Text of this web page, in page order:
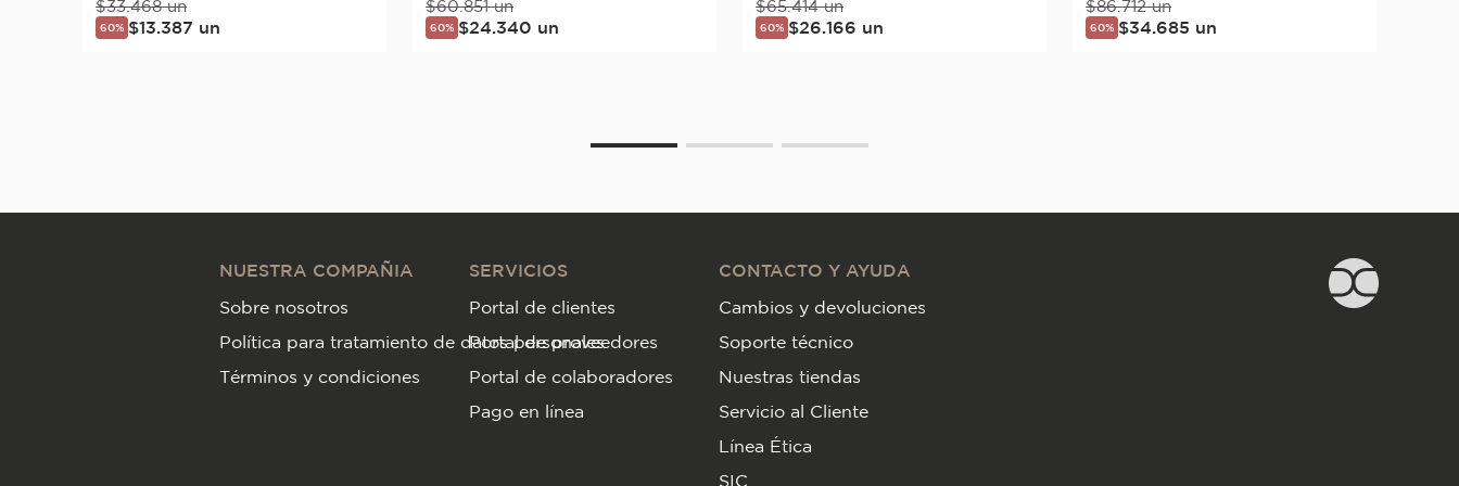
$33.468 un
60% $13.387 un
$60.851 un
60% $24.340 un
$65.414 un
60% $26.166 un
$86.712 un
60% $34.685 un
NUESTRA COMPAÑIA
Sobre nosotros
Política para tratamiento de datos personales
Términos y condiciones
SERVICIOS
Portal de clientes
Portal de proveedores
Portal de colaboradores
Pago en línea
CONTACTO Y AYUDA
Cambios y devoluciones
Soporte técnico
Nuestras tiendas
Servicio al Cliente
Línea Ética
SIC